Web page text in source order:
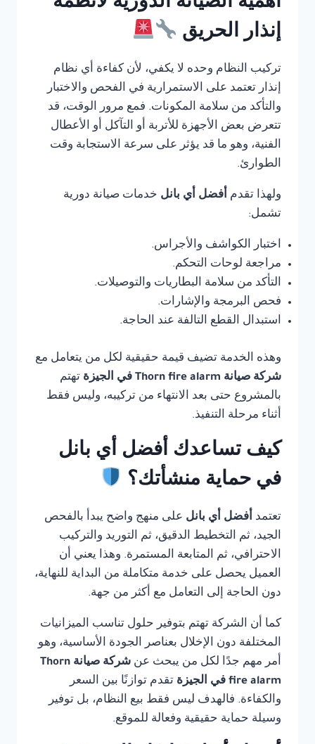
أهمية الصيانة الدورية لأنظمة
إنذار الحريق
تركيب النظام وحده لا يكفي، لأن كفاءة أي نظام
إنذار تعتمد على الاستمرارية في الفحص والاختبار
والتأكد من سلامة المكونات. فمع مرور الوقت، قد
تتعرض بعض الأجهزة للأتربة أو التآكل أو الأعطال
الفنية، وهو ما قد يؤثر على سرعة الاستجابة وقت
الطوارئ.
ولهذا تقدم أفضل أي بانل خدمات صيانة دورية
تشمل:
اختبار الكواشف والأجراس.
مراجعة لوحات التحكم.
التأكد من سلامة البطاريات والتوصيلات.
فحص البرمجة والإشارات.
استبدال القطع التالفة عند الحاجة.
وهذه الخدمة تضيف قيمة حقيقية لكل من يتعامل مع
شركة صيانة Thorn fire alarm في الجيزة
تهتم
بالمشروع حتى بعد الانتهاء من تركيبه، وليس فقط
أثناء مرحلة التنفيذ.
كيف تساعدك أفضل أي بانل
في حماية منشأتك؟
تعتمد أفضل أي بانل على منهج واضح يبدأ بالفحص
الجيد، ثم التخطيط الدقيق، ثم التوريد والتركيب
الاحترافي، ثم المتابعة المستمرة. وهذا يعني أن
العميل يحصل على خدمة متكاملة من البداية للنهاية،
دون الحاجة إلى التعامل مع أكثر من جهة.
كما أن الشركة تهتم بتوفير حلول تناسب الميزانيات
المختلفة دون الإخلال بعناصر الجودة الأساسية، وهو
أمر مهم جدًا لكل من يبحث عن
شركة صيانة Thorn
fire alarm في الجيزة
تقدم توازنًا بين السعر
والكفاءة. فالهدف ليس فقط بيع النظام، بل توفير
وسيلة حماية حقيقية وفعالة للموقع.